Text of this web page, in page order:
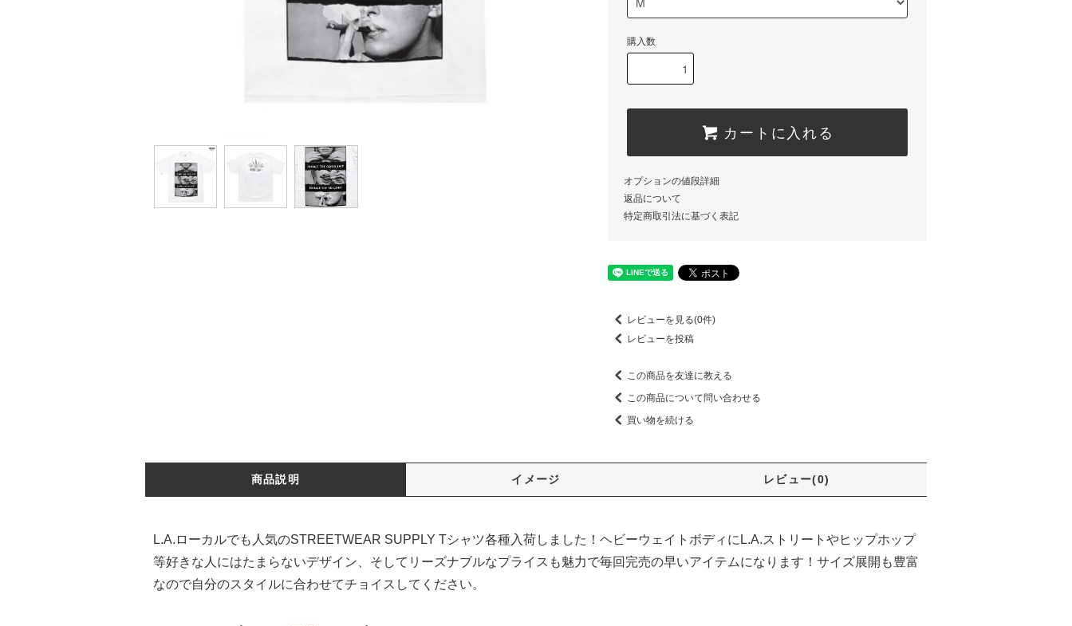
購入数
カートに入れる
オプションの値段詳細
返品について
特定商取引法に基づく表記
レビューを見る(0件)
レビューを投稿
この商品を友達に教える
この商品について問い合わせる
買い物を続ける
商品説明 イメージ レビュー(0)
L.A.ローカルでも人気のSTREETWEAR SUPPLY Tシャツ各種入荷しました！ヘビーウェイトボディにL.A.ストリートやヒップホップ
等好きな人にはたまらないデザイン、そしてリーズナブルなプライスも魅力で毎回完売の早いアイテムになります！サイズ展開も豊富
なので自分のスタイルに合わせてチョイスしてください。